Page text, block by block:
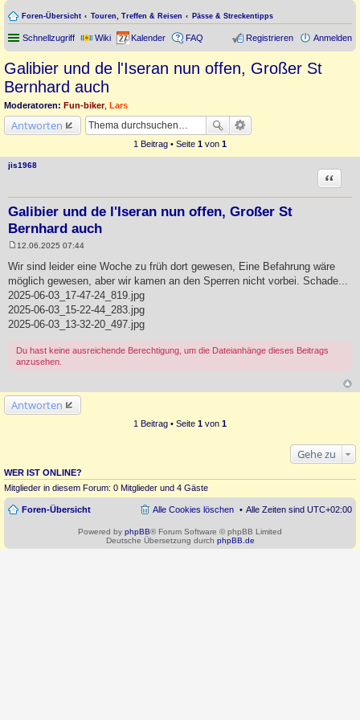
Foren-Übersicht Touren, Treffen & Reisen Pässe & Streckentipps
Schnellzugriff Wiki Kalender FAQ Anmelden
Registrieren
Galibier und de l'Iseran nun offen, Großer St
Bernhard auch
Moderatoren: Fun-biker, Lars
Antworten
1 Beitrag • Seite 1 von 1
jis1968
Galibier und de l'Iseran nun offen, Großer St
Bernhard auch
Zitat
e
t
r
a
g
12.06.2025 07:44
Wir sind leider eine Woche zu früh dort gewesen, Eine Befahrung wäre
möglich gewesen, aber wir kamen an den Sperren nicht vorbei. Schade...
2025-06-03_17-47-24_819.jpg
2025-06-03_15-22-44_283.jpg
2025-06-03_13-32-20_497.jpg
Du hast keine ausreichende Berechtigung, um die Dateianhänge dieses Beitrags
anzusehen.
Antworten
1 Beitrag • Seite 1 von 1
Gehe zu
WER IST ONLINE?
Mitglieder in diesem Forum: 0 Mitglieder und 4 Gäste
Foren-Übersicht Alle Zeiten sind UTC+02:00
Alle Cookies löschen
Powered by phpBB® Forum Software © phpBB Limited
Deutsche Übersetzung durch phpBB.de